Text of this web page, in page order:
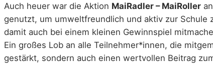
Auch heuer war die Aktion MaiRadler – MaiRoller
genutzt, um umweltfreundlich und aktiv zur Schule
damit auch bei einem kleinen Gewinnspiel
Ein großes Lob an alle Teilnehmer*innen, die
gestärkt, sondern auch einen wertvollen Beitrag